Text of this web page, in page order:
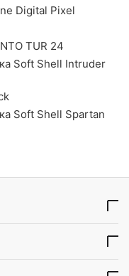
Digital Pixel
TUR 24
Soft Shell Intruder
Soft Shell Spartan